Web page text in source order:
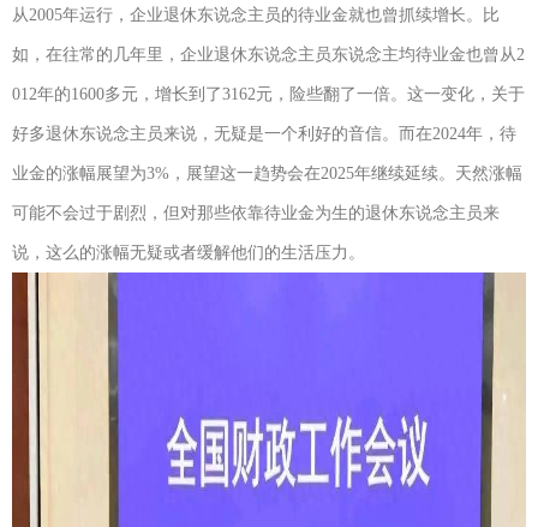
从2005年运行，企业退休东说念主员的待业金就也曾抓续增长。比
如，在往常的几年里，企业退休东说念主员东说念主均待业金也曾从2
012年的1600多元，增长到了3162元，险些翻了一倍。这一变化，关于
好多退休东说念主员来说，无疑是一个利好的音信。而在2024年，待
业金的涨幅展望为3%，展望这一趋势会在2025年继续延续。天然涨幅
可能不会过于剧烈，但对那些依靠待业金为生的退休东说念主员来
说，这么的涨幅无疑或者缓解他们的生活压力。